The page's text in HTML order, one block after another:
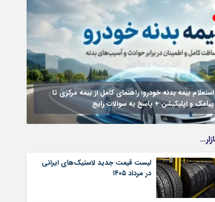
کامل از بیمه مرکزی تا
سوالات رایج
جزئیات فعال‌سازی «کیف پول
لیست قیمت جدید لاستیک‌های ایرانی
در مرداد ۱۴۰۵